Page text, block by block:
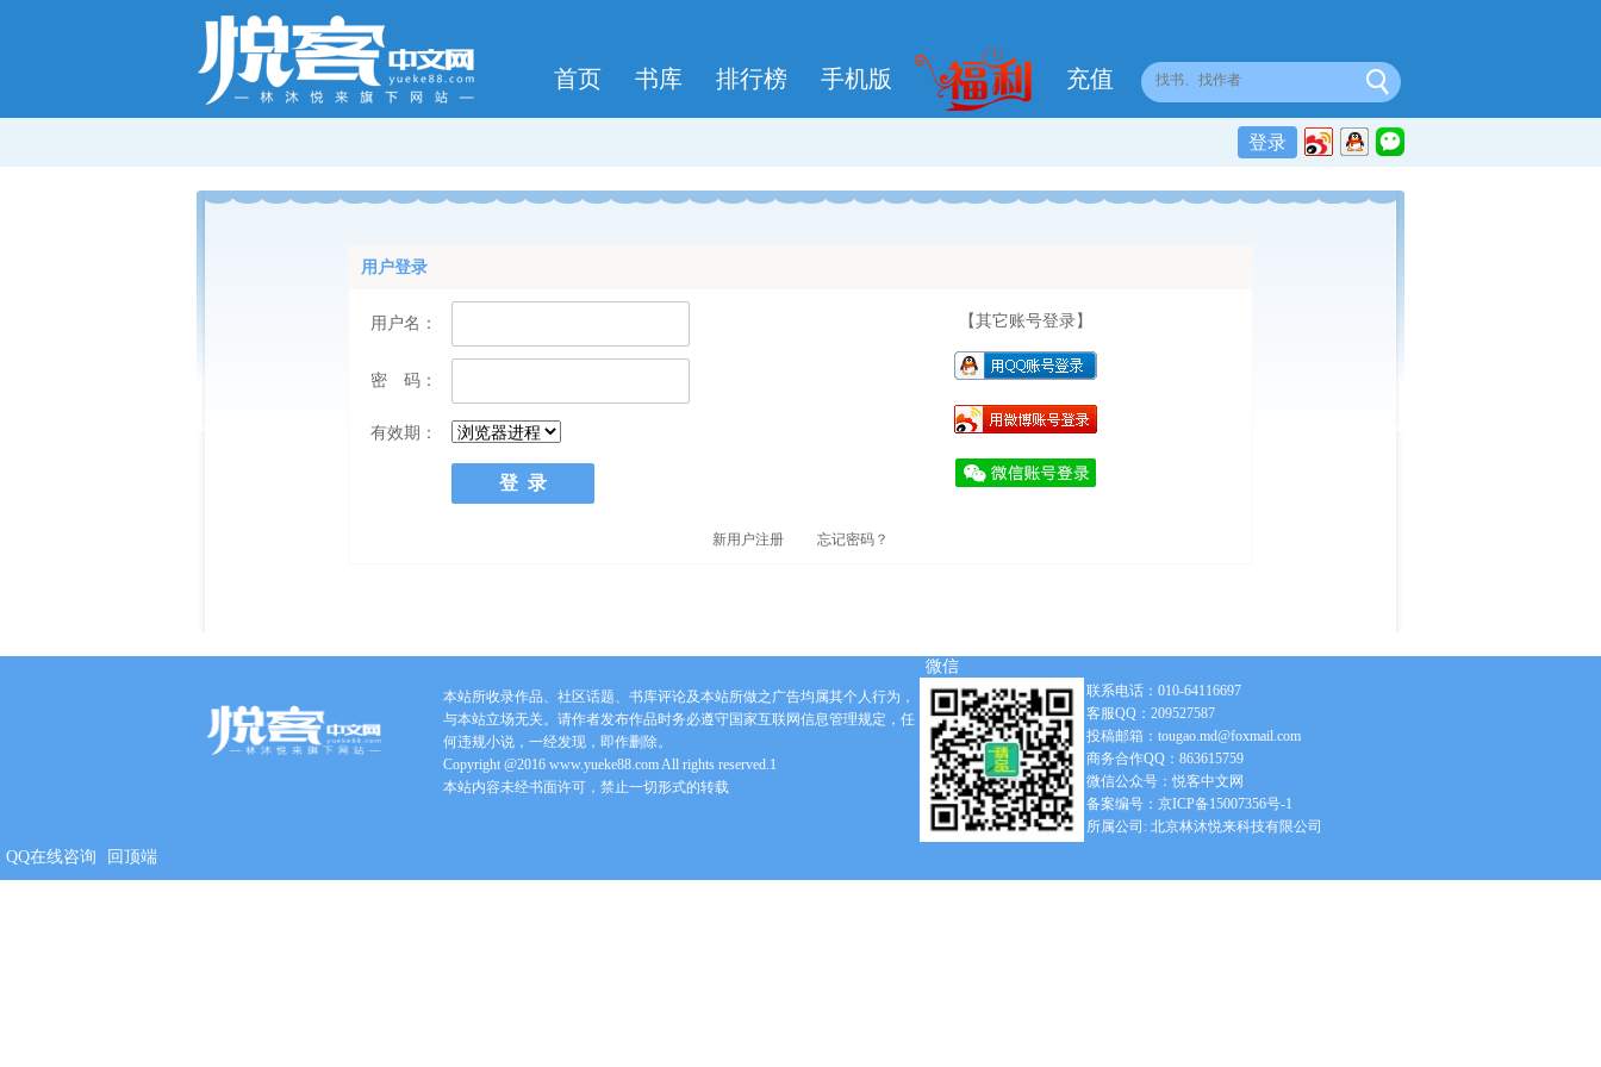
首页 书库 排行榜 手机版 充值
登录
用户登录
用户名：
密 码：
有效期：
【其它账号登录】
新用户注册 忘记密码？
本站所收录作品、社区话题、书库评论及本站所做之广告均属其个人行为，
与本站立场无关。请作者发布作品时务必遵守国家互联网信息管理规定，任
何违规小说，一经发现，即作删除。
Copyright @2016 www.yueke88.com All rights reserved.1
本站内容未经书面许可，禁止一切形式的转载
联系电话：010-64116697
客服QQ：209527587
投稿邮箱：tougao.md@foxmail.com
商务合作QQ：863615759
微信公众号：悦客中文网
备案编号：京ICP备15007356号-1
所属公司: 北京林沐悦来科技有限公司
微信
QQ在线咨询 回顶端